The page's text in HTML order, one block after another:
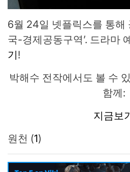
6월 24일 넷플릭스를 통해
국-경제공동구역’. 드라마
기!
박해수 전작에서도 볼 수
함께:
지금보
원천 (1)